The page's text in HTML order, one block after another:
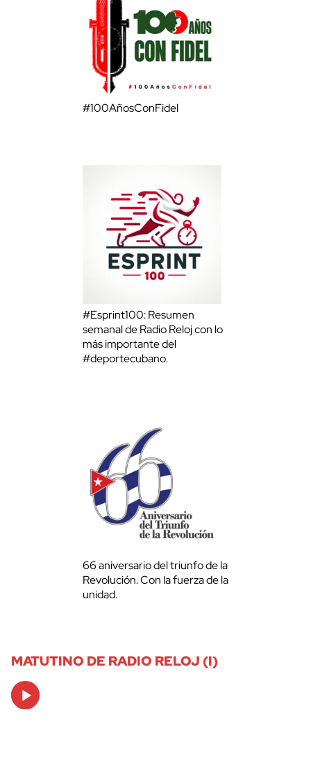
#100AñosConFidel
#Esprint100: Resumen
semanal de Radio Reloj con lo
más importante del
#deportecubano.
66 aniversario del triunfo de la
Revolución. Con la fuerza de la
unidad.
MATUTINO DE RADIO RELOJ (I)
Audio
Player